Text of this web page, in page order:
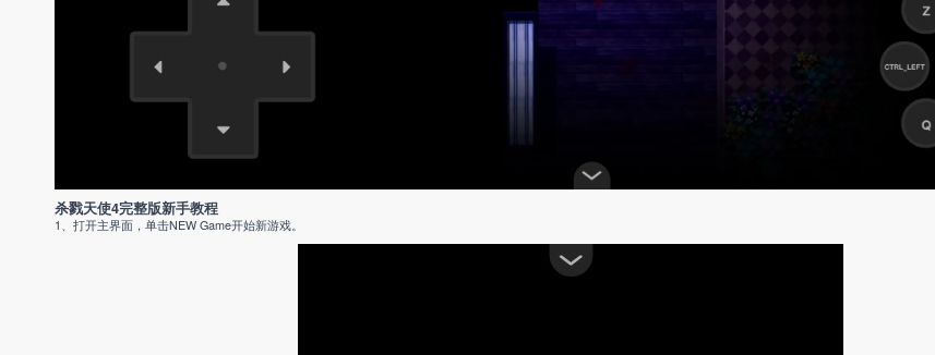
杀戮天使4完整版新手教程
1、打开主界面，单击NEW Game开始新游戏。